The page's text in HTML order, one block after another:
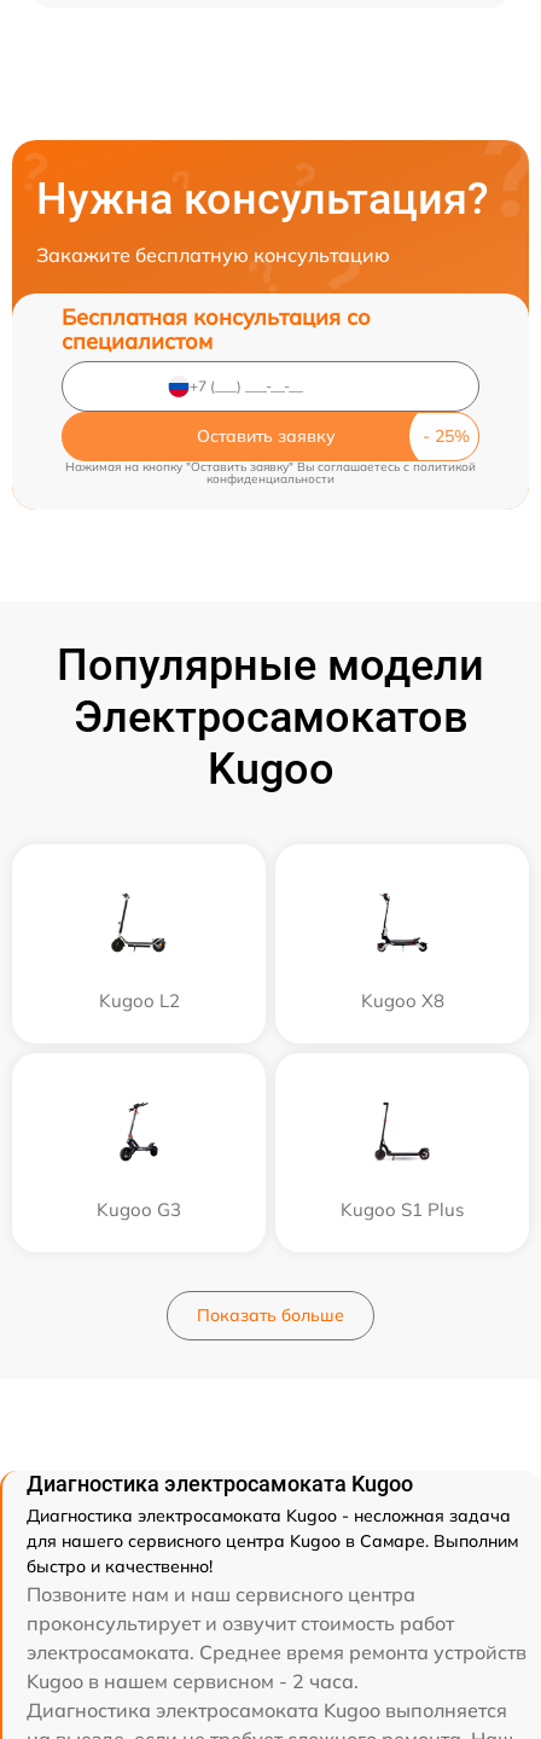
Нужна консультация?
Закажите бесплатную консультацию
Бесплатная консультация со
специалистом
Оставить заявку
Нажимая на кнопку "Оставить заявку" Вы соглашаетесь cполитикой
конфиденциальности
Популярные модели
Электросамокатов
Kugoo
Kugoo L2 Kugoo X8
Kugoo G3 Kugoo S1 Plus
Показать больше
Диагностика электросамоката Kugoo
Диагностика электросамоката Kugoo - несложная задача
для нашего сервисного центра Kugoo в Самаре. Выполним
быстро и качественно!
Позвоните нам и наш сервисного центра
проконсультирует и озвучит стоимость работ
электросамоката. Среднее время ремонта устройств
Kugoo в нашем сервисном - 2 часа.
Диагностика электросамоката Kugoo выполняется